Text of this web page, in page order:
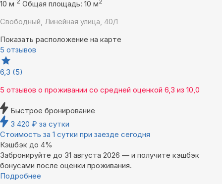
10 м Общая площадь: 10 м
Свободный, Линейная улица, 40/1
Показать расположение на карте
5 отзывов
6,3 (5)
5 отзывов о проживании со средней оценкой 6,3 из 10,0
Быстрое бронирование
3 420 ₽ за сутки
Стоимость за 1 сутки при заезде сегодня
Кэшбэк до 4%
Забронируйте до 31 августа 2026 — и получите кэшбэк
бонусами после оценки проживания.
Подробнее